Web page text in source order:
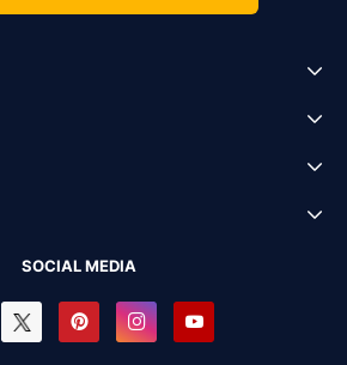
SOCIAL MEDIA